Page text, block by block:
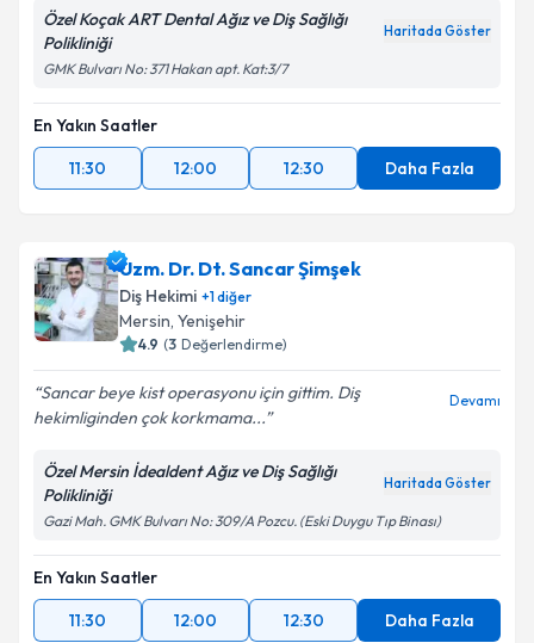
Özel Koçak ART Dental Ağız ve Diş Sağlığı
Polikliniği
Haritada Göster
GMK Bulvarı No: 371 Hakan apt. Kat:3/7
En Yakın Saatler
11:30
12:00 12:30 Daha Fazla
Uzm. Dr. Dt. Sancar Şimşek
Diş Hekimi +1diğer
Mersin, Yenişehir
4.9 (3 Değerlendirme)
Sancar beye kist operasyonu için gittim. Diş
hekimliginden çok korkmama...
Devamı
Özel Mersin İdealdent Ağız ve Diş Sağlığı
Polikliniği
Haritada Göster
Gazi Mah. GMK Bulvarı No: 309/A Pozcu. (Eski Duygu Tıp Binası)
En Yakın Saatler
11:30
12:00 12:30 Daha Fazla